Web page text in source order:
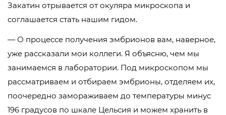
Закатин отрывается от окуляра микроскопа и
соглашается стать нашим гидом.
— О процессе получения эмбрионов вам, наверное,
уже рассказали мои коллеги. Я объясню, чем мы
занимаемся в лаборатории. Под микроскопом мы
рассматриваем и отбираем эмбрионы, отделяем их,
поочередно замораживаем до температуры минус
196 градусов по шкале Цельсия и можем хранить в